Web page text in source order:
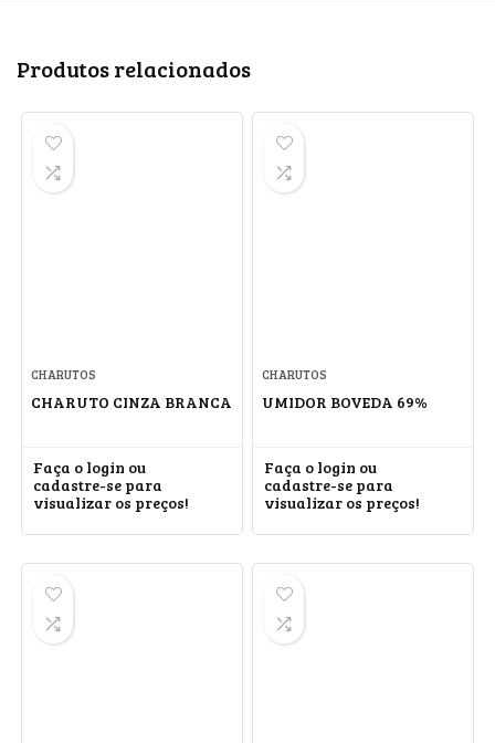
Produtos relacionados
CHARUTOS
CHARUTO CINZA BRANCA
Faça o login ou
cadastre-se para
visualizar os preços!
CHARUTOS
UMIDOR BOVEDA 69%
Faça o login ou
cadastre-se para
visualizar os preços!